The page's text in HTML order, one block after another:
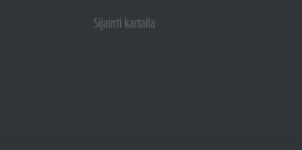
Sijainti kartalla